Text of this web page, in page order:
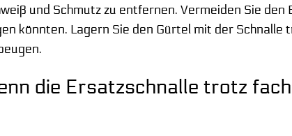
und Schmutz zu entfernen. Vermeiden Sie
könnten. Lagern Sie den Gürtel mit der
die Ersatzschnalle trotz